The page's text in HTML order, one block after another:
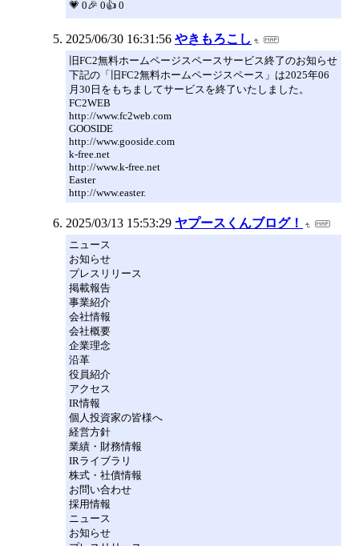
💗 0🎉 0👍 0
2025/06/30 16:31:56 やきもろこし
旧FC2無料ホームページスペースサービス終了のお知らせ
下記の「旧FC2無料ホームページスペース」は2025年06
月30日をもちましてサービスを終了いたしました。
FC2WEB
http://www.fc2web.com
GOOSIDE
http://www.gooside.com
k-free.net
http://www.k-free.net
Easter
http://www.easter.
2025/03/13 15:53:29 ヤプースくんブログ！
ニュース
お知らせ
プレスリリース
掲載報告
事業紹介
会社情報
会社概要
企業理念
沿革
役員紹介
アクセス
IR情報
個人投資家の皆様へ
経営方針
業績・財務情報
IRライブラリ
株式・社債情報
お問い合わせ
採用情報
ニュース
お知らせ